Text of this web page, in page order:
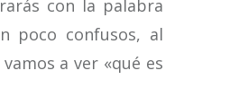
con la palabra
poco confusos, al
a ver «qué es